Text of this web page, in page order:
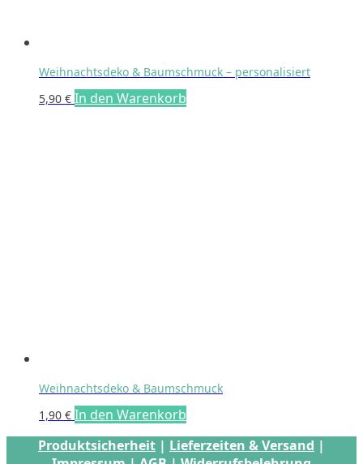
Weihnachtsdeko & Baumschmuck – personalisiert
5,90 € In den Warenkorb
Weihnachtsdeko & Baumschmuck
1,90 € In den Warenkorb
Produktsicherheit | Lieferzeiten & Versand |